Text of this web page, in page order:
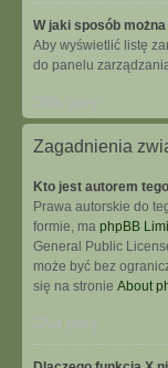
W jaki sposób
Aby wyświetlić listę
do panelu
Zagadnienia
Kto jest autorem
Prawa autorskie do
formie, ma phpBB
General Public
może być bez
się na stronie About
Na górę